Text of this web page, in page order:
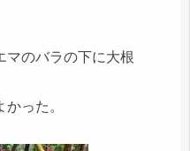
マのバラの下に大根
った。